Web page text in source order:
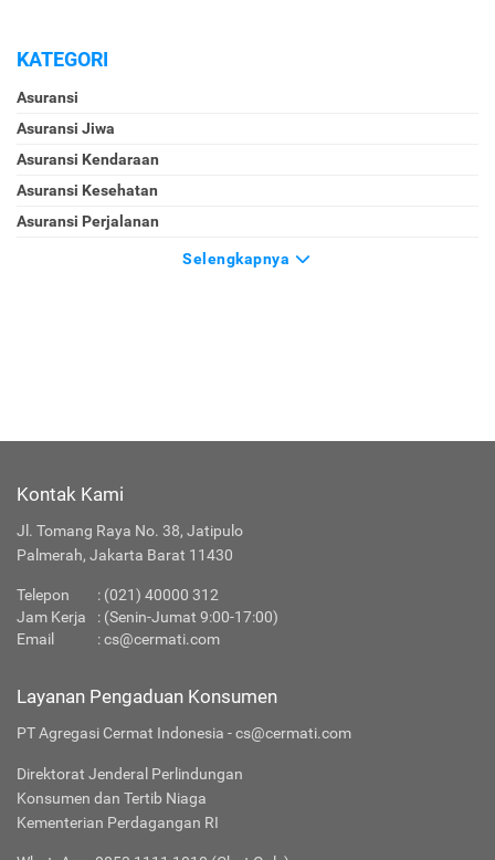
KATEGORI
Asuransi
Asuransi Jiwa
Asuransi Kendaraan
Asuransi Kesehatan
Asuransi Perjalanan
Selengkapnya
Kontak Kami
Jl. Tomang Raya No. 38, Jatipulo
Palmerah, Jakarta Barat 11430
Telepon : (021) 40000 312
Jam Kerja
: (Senin-Jumat 9:00-17:00)
Email
:cs@cermati.com
Layanan Pengaduan Konsumen
PT Agregasi Cermat Indonesia - cs@cermati.com
Direktorat Jenderal Perlindungan
Konsumen dan Tertib Niaga
Kementerian Perdagangan RI